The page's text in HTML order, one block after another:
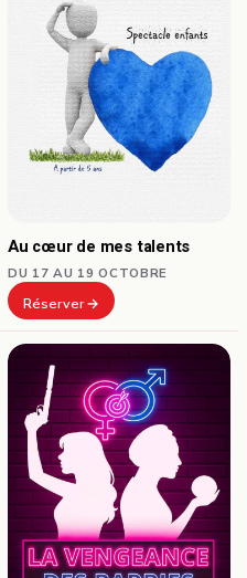
Au cœur de mes talents
DU 17 AU 19 OCTOBRE
Réserver